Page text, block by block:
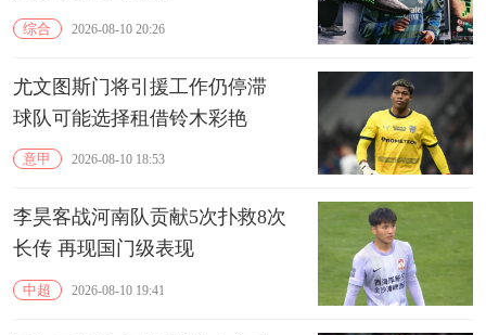
综合 2026-08-10 20:26
尤文图斯门将引援工作仍停滞
球队可能选择租借铃木彩艳
意甲 2026-08-10 18:53
李昊客战河南队贡献5次扑救8次
长传 再现国门级表现
中超 2026-08-10 19:41